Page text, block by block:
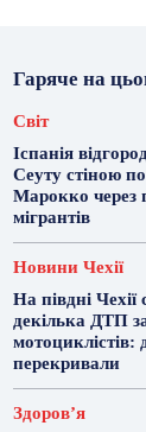
Гаряче на
Світ
Іспанія
Сеуту стіною
Марокко через
мігрантів
Новини Чехії
На півдні Чехії
декілька ДТП
мотоциклістів:
перекривали
Здоровʼя